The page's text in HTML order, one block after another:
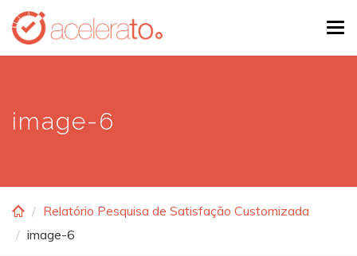
Skip
main
image-6
Relatório Pesquisa de Satisfação Customizada
image-6